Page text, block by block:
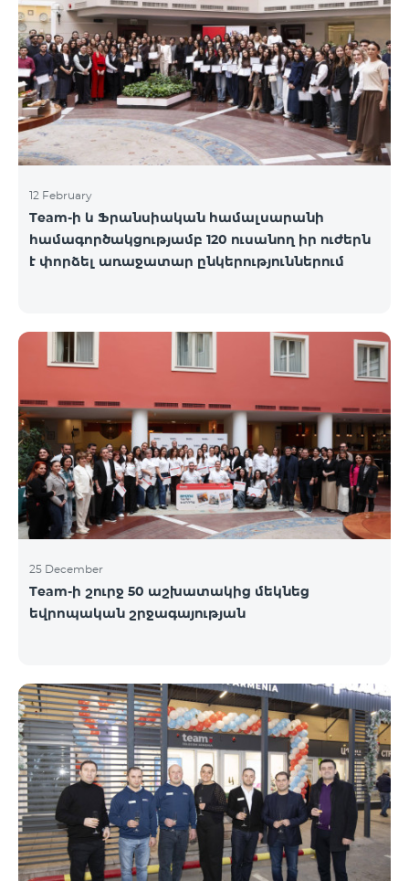
12 February
Team-ի և Ֆրանսիական համալսարանի
համագործակցությամբ 120 ուսանող իր ուժերն
է փորձել առաջատար ընկերություններում
25 December
Team-ի շուրջ 50 աշխատակից մեկնեց
եվրոպական շրջագայության